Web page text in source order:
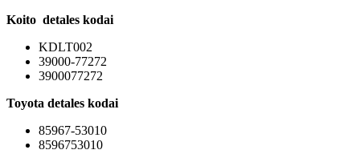
Koito detales kodai
KDLT002
39000-77272
3900077272
Toyota detales kodai
85967-53010
8596753010